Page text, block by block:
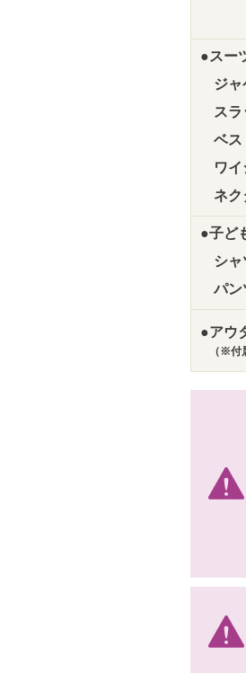
●スー
ジャ
スラ
ベス
ワイ
ネク
●子ど
シャ
パン
●アウ
（※付